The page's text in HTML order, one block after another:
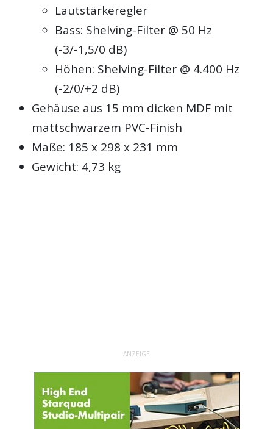
Lautstärkeregler
Bass: Shelving-Filter @ 50 Hz
(-3/-1,5/0 dB)
Höhen: Shelving-Filter @ 4.400 Hz
(-2/0/+2 dB)
Gehäuse aus 15 mm dicken MDF mit
mattschwarzem PVC-Finish
Maße: 185 x 298 x 231 mm
Gewicht: 4,73 kg
ANZEIGE